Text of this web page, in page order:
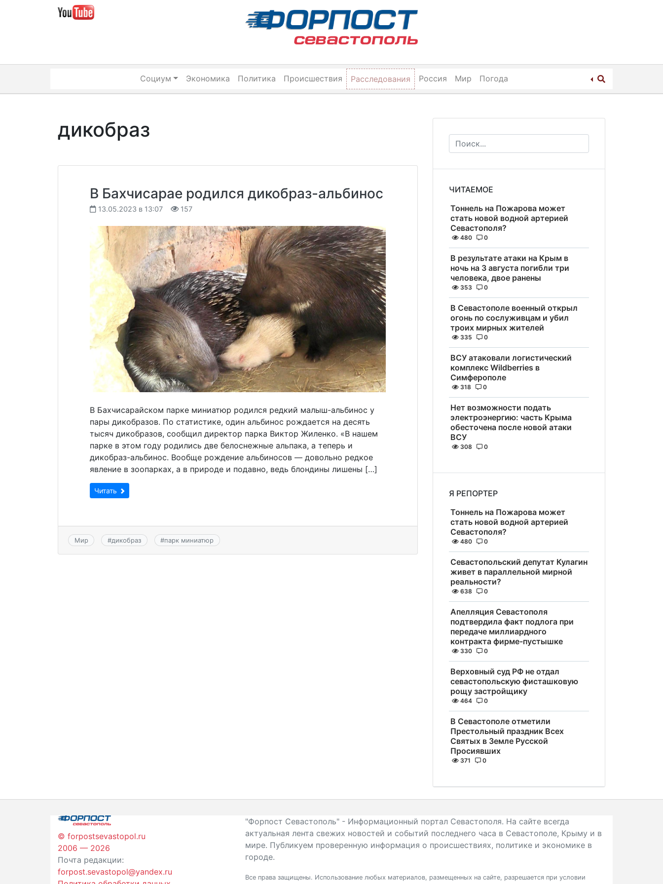
Социум Экономика Политика Происшествия Расследования Россия Мир Погода
дикобраз
В Бахчисарае родился дикобраз-альбинос
13.05.2023 в 13:07 157
В Бахчисарайском парке миниатюр родился редкий малыш-альбинос у
пары дикобразов. По статистике, один альбинос рождается на десять
тысяч дикобразов, сообщил директор парка Виктор Жиленко. «В нашем
парке в этом году родились две белоснежные альпака, а теперь и
дикобраз-альбинос. Вообще рождение альбиносов — довольно редкое
явление в зоопарках, а в природе и подавно, ведь блондины лишены […]
Читать
Мир #дикобраз #парк миниатюр
ЧИТАЕМОЕ
Тоннель на Пожарова может
стать новой водной артерией
Севастополя?
480 0
В результате атаки на Крым в
ночь на 3 августа погибли три
человека, двое ранены
353 0
В Севастополе военный открыл
огонь по сослуживцам и убил
троих мирных жителей
335 0
ВСУ атаковали логистический
комплекс Wildberries в
Симферополе
318 0
Нет возможности подать
электроэнергию: часть Крыма
обесточена после новой атаки
ВСУ
308 0
Я РЕПОРТЕР
Тоннель на Пожарова может
стать новой водной артерией
Севастополя?
480 0
Севастопольский депутат Кулагин
живет в параллельной мирной
реальности?
638 0
Апелляция Севастополя
подтвердила факт подлога при
передаче миллиардного
контракта фирме-пустышке
330 0
Верховный суд РФ не отдал
севастопольскую фисташковую
рощу застройщику
464 0
В Севастополе отметили
Престольный праздник Всех
Святых в Земле Русской
Просиявших
371 0
© forpostsevastopol.ru
2006 — 2026
Почта редакции:
forpost.sevastopol@yandex.ru
"Форпост Севастополь" - Информационный портал Севастополя. На сайте всегда
актуальная лента свежих новостей и событий последнего часа в Севастополе, Крыму и в
мире. Публикуем проверенную информация о происшествиях, политике и экономике в
городе.
Все права защищены. Использование любых материалов, размещенных на сайте, разрешается при условии